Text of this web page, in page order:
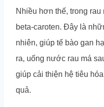
Nhiều hơn thế, trong
beta-caroten. Đây là
nhiên, giúp tế bào gan
ra, uống nước rau má
giúp cải thiện hệ tiêu
quả.